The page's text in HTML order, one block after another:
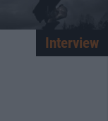
Interview